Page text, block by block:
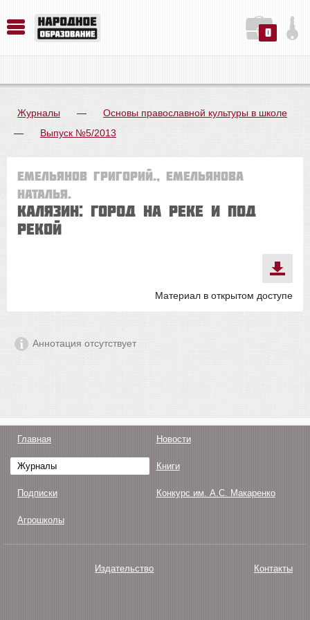
0
Журналы —
Основы православной культуры в школе
—
Выпуск №5/2013
Емельянов Григорий., Емельянова
Наталья.
Калязин: город на реке и под
рекой
Материал в открытом доступе
Аннотация отсутствует
Главная Новости
Журналы Книги
Подписки Конкурс им. А.С. Макаренко
Агрошколы
Издательство Контакты